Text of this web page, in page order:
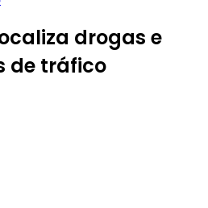
drogas e
de tráfico